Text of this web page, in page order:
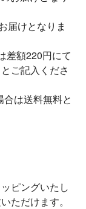
届けとなりま
差額220円にて
ご記入くださ
は送料無料と
ピングいたし
ただけます。